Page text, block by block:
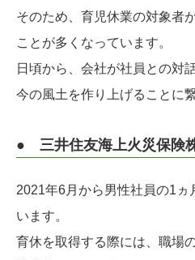
そのため、育児休業の対象者
ことが多くなっています。
日頃から、会社が社員との対
今の風土を作り上げることに
● 三井住友海上火災保険
2021年6月から男性社員の1ヵ
います。
育休を取得する際には、職場